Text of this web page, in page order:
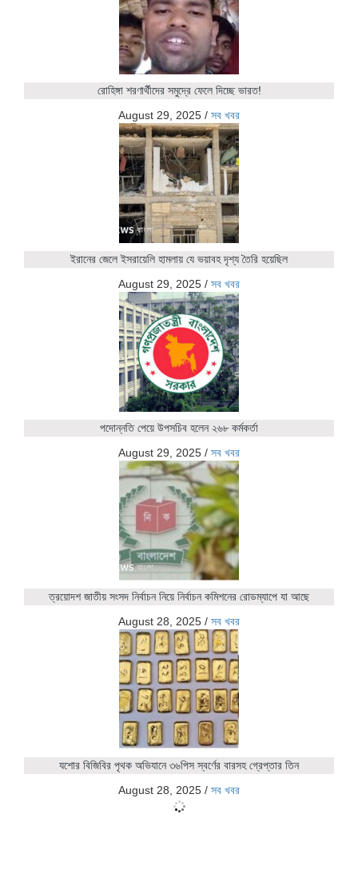
রোহিঙ্গা শরণার্থীদের সমুদ্রে ফেলে দিচ্ছে ভারত!
August 29, 2025 / সব খবর
ইরানের জেলে ইসরায়েলি হামলায় যে ভয়াবহ দৃশ্য তৈরি হয়েছিল
August 29, 2025 / সব খবর
পদোন্নতি পেয়ে উপসচিব হলেন ২৬৮ কর্মকর্তা
August 29, 2025 / সব খবর
ত্রয়োদশ জাতীয় সংসদ নির্বাচন নিয়ে নির্বাচন কমিশনের রোডম্যাপে যা আছে
August 28, 2025 / সব খবর
যশোর বিজিবির পৃথক অভিযানে ৩৬পিস স্বর্ণের বারসহ গ্রেপ্তার তিন
August 28, 2025 / সব খবর